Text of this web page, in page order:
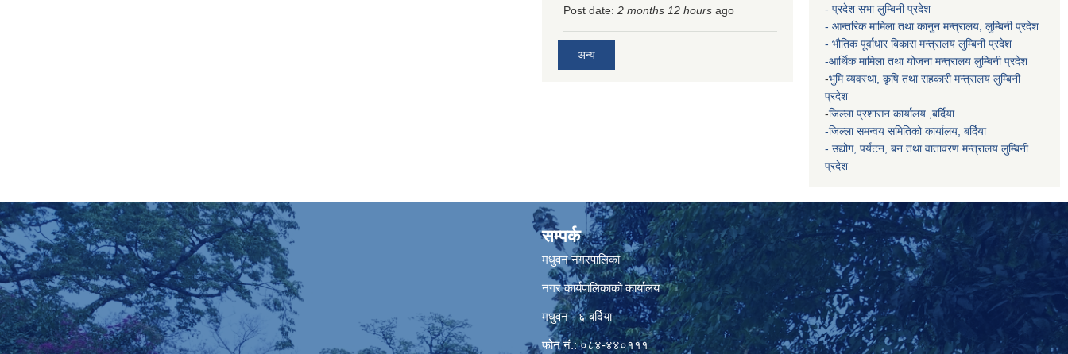
Post date: 2 months 12 hours ago
अन्य
- प्रदेश सभा लुम्बिनी प्रदेश
- आन्तरिक मामिला तथा कानुन मन्त्रालय, लुम्बिनी प्रदेश
- भौतिक पूर्वाधार बिकास मन्त्रालय लुम्बिनी प्रदेश
-आर्थिक मामिला तथा योजना मन्त्रालय लुम्बिनी प्रदेश
-भुमि व्यवस्था, कृषि तथा सहकारी मन्त्रालय लुम्बिनी
प्रदेश
-जिल्ला प्रशासन कार्यालय ,बर्दिया
-जिल्ला समन्वय समितिको कार्यालय, बर्दिया
- उद्योग, पर्यटन, बन तथा वातावरण मन्त्रालय लुम्बिनी
प्रदेश
सम्पर्क
मधुवन नगरपालिका
नगर कार्यपालिकाको कार्यालय
मधुवन - ६ बर्दिया
फोन नं.: ०८४-४४०१११